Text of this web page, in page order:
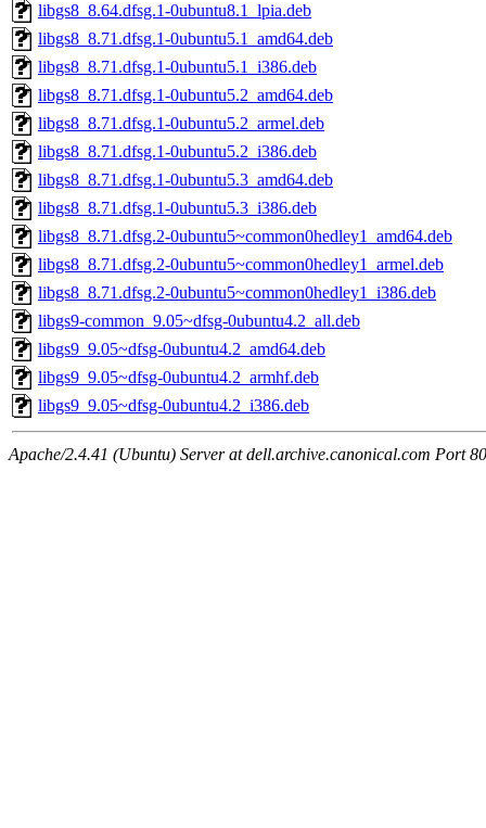
libgs8_8.64.dfsg.1-0ubuntu8.1_lpia.deb
libgs8_8.71.dfsg.1-0ubuntu5.1_amd64.deb
libgs8_8.71.dfsg.1-0ubuntu5.1_i386.deb
libgs8_8.71.dfsg.1-0ubuntu5.2_amd64.deb
libgs8_8.71.dfsg.1-0ubuntu5.2_armel.deb
libgs8_8.71.dfsg.1-0ubuntu5.2_i386.deb
libgs8_8.71.dfsg.1-0ubuntu5.3_amd64.deb
libgs8_8.71.dfsg.1-0ubuntu5.3_i386.deb
libgs8_8.71.dfsg.2-0ubuntu5~common0hedley1_amd64.deb
libgs8_8.71.dfsg.2-0ubuntu5~common0hedley1_armel.deb
libgs8_8.71.dfsg.2-0ubuntu5~common0hedley1_i386.deb
libgs9-common_9.05~dfsg-0ubuntu4.2_all.deb
libgs9_9.05~dfsg-0ubuntu4.2_amd64.deb
libgs9_9.05~dfsg-0ubuntu4.2_armhf.deb
libgs9_9.05~dfsg-0ubuntu4.2_i386.deb
Apache/2.4.41 (Ubuntu) Server at dell.archive.canonical.com Port 80